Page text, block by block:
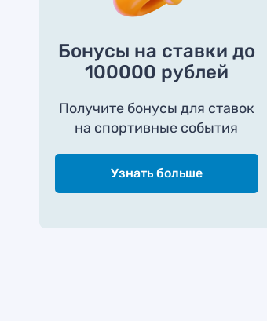
Бонусы на ставки до
100000 рублей
Получите бонусы для ставок
на спортивные события
Узнать больше